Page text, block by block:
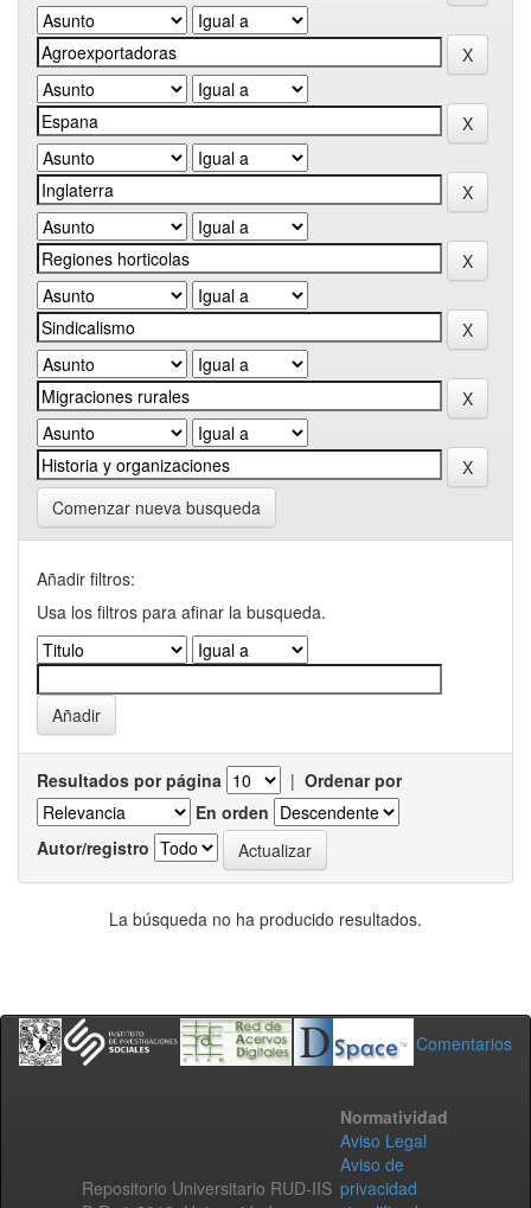
Comenzar nueva busqueda
Añadir filtros:
Usa los filtros para afinar la busqueda.
Resultados por página | Ordenar por
En orden
Autor/registro
La búsqueda no ha producido resultados.
Comentarios
Repositorio Universitario RUD-IIS
Normatividad
Aviso Legal
Aviso de
privacidad